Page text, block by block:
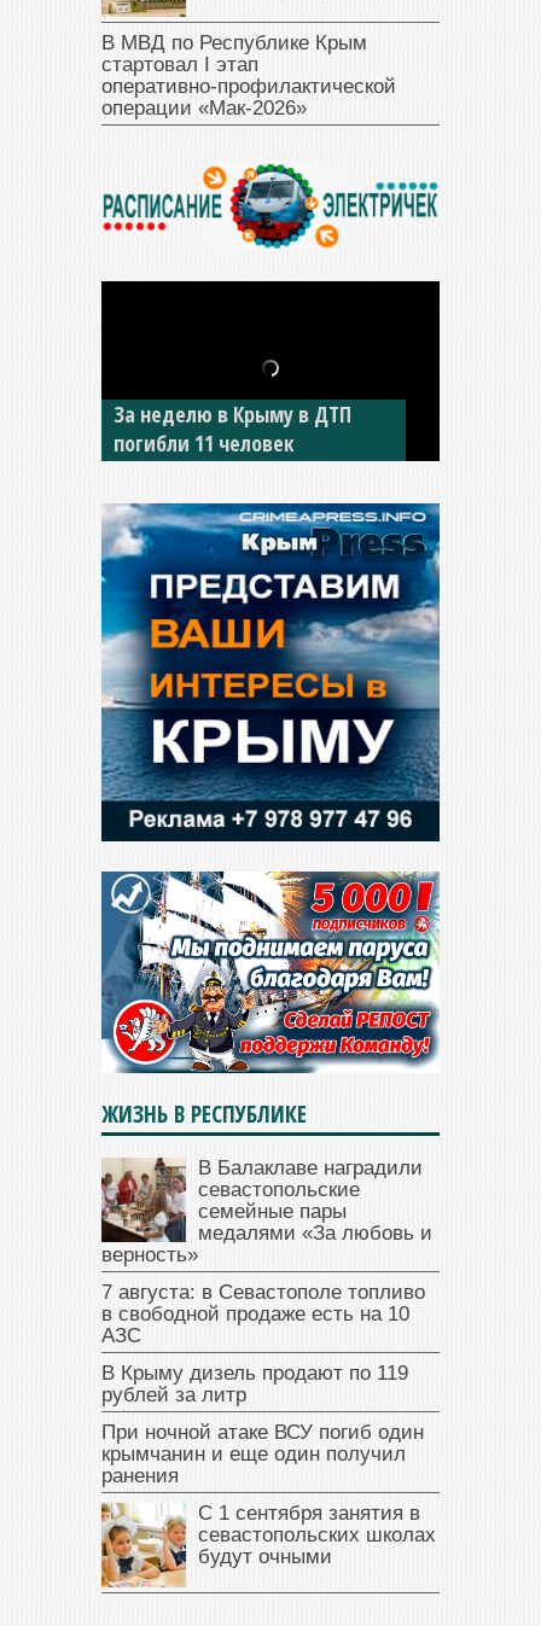
В МВД по Республике Крым
стартовал I этап
оперативно‑профилактической
операции «Мак‑2026»
В Джанкое водитель ВАЗа
сбил двух детей на «зебре»
ЖИЗНЬ В РЕСПУБЛИКЕ
В Балаклаве наградили
севастопольские
семейные пары
медалями «За любовь и
верность»
7 августа: в Севастополе топливо
в свободной продаже есть на 10
АЗС
В Крыму дизель продают по 119
рублей за литр
При ночной атаке ВСУ погиб один
крымчанин и еще один получил
ранения
С 1 сентября занятия в
севастопольских школах
будут очными